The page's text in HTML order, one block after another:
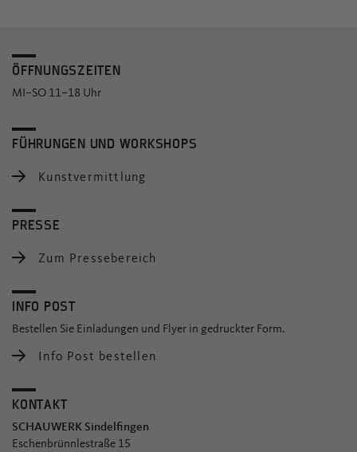
ÖFFNUNGSZEITEN
MI–SO 11–18 Uhr
FÜHRUNGEN UND WORKSHOPS
Kunstvermittlung
PRESSE
Zum Pressebereich
INFO POST
Bestellen Sie Einladungen und Flyer in gedruckter Form.
Info Post bestellen
KONTAKT
SCHAUWERK Sindelfingen
Eschenbrünnlestraße 15